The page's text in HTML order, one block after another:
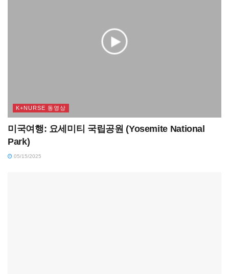
K+NURSE 동영상
미국여행: 요세미티 국립공원 (Yosemite National
Park)
05/15/2025